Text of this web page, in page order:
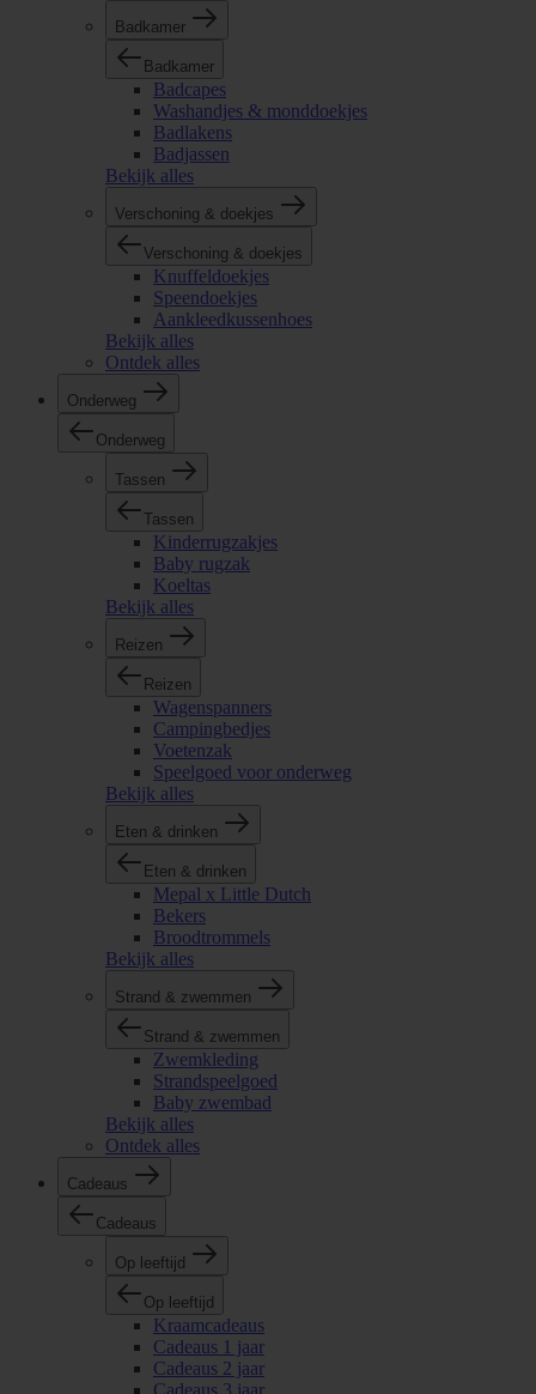
Badkamer
Badkamer
Badcapes
Washandjes & monddoekjes
Badlakens
Badjassen
Bekijk alles
Verschoning & doekjes
Verschoning & doekjes
Knuffeldoekjes
Speendoekjes
Aankleedkussenhoes
Bekijk alles
Ontdek alles
Onderweg
Onderweg
Tassen
Tassen
Kinderrugzakjes
Baby rugzak
Koeltas
Bekijk alles
Reizen
Reizen
Wagenspanners
Campingbedjes
Voetenzak
Speelgoed voor onderweg
Bekijk alles
Eten & drinken
Eten & drinken
Mepal x Little Dutch
Bekers
Broodtrommels
Bekijk alles
Strand & zwemmen
Strand & zwemmen
Zwemkleding
Strandspeelgoed
Baby zwembad
Bekijk alles
Ontdek alles
Cadeaus
Cadeaus
Op leeftijd
Op leeftijd
Kraamcadeaus
Cadeaus 1 jaar
Cadeaus 2 jaar
Cadeaus 3 jaar